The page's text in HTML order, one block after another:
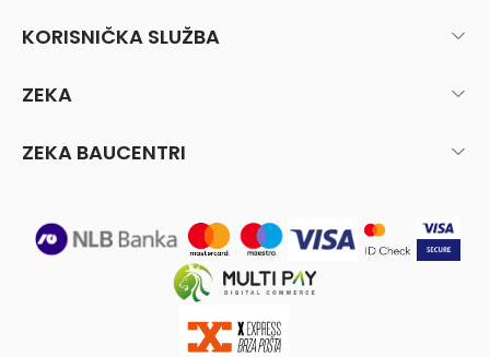
KORISNIČKA SLUŽBA
ZEKA
ZEKA BAUCENTRI